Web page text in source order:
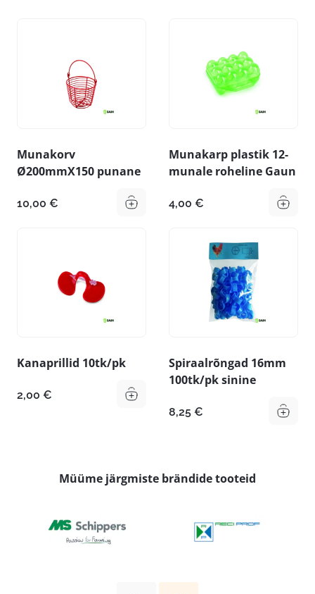
Munakorv
Ø200mmX150 punane
10,00 €
Munakarp plastik 12-
munale roheline Gaun
4,00 €
Kanaprillid 10tk/pk
2,00 €
Spiraalrõngad 16mm
100tk/pk sinine
8,25 €
Müüme järgmiste brändide tooteid